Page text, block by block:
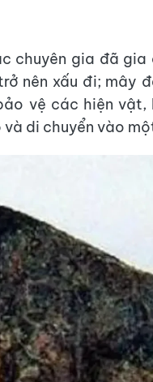
chuyên gia đã gia
nên xấu đi; mây
vệ các hiện vật,
di chuyển vào